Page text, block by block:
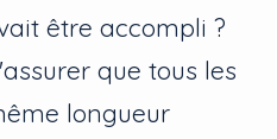
être accompli ?
que tous les
longueur